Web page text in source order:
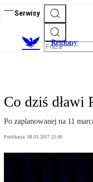
Serwisy
Regiony
Co dziś dławi
Po zaplanowanej na 11
Publikacja: 08.03.2017 22:00